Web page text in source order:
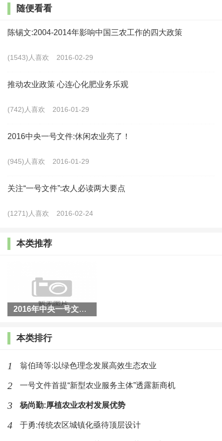
食品种大规模进入中国市场的局面，就产生了你刚才说
的中国国内玉米产量不断增长，但是进口玉米和玉米的
米没有价格竞争优势，所以不得不都进了仓库，就是你
刚才说的，现在玉米的库存可能是历史上的最高水平。
下一步怎么解决？这个文件当中也提到了原则思
价格形成机制和补贴制度进行改革，实行价格和补贴分
离的办法。就像我刚才讲到，前些年玉米临时收储价格
平，而且还包含着政府对生产玉米的农民的补贴，所以
价格就显得比市场高得多。现在的情况下，要把补贴从
的水平。采取这种办法，非常重要的一点，农民会根据
规律进行测算。如果国内的玉米价格完全按照供求由市
场决定，它将理性地回归到和国际市场价格相近的水
平。如果中国国内的玉米价格回到和国际市场相近的水
平，大规模进口的现象就会明显减弱，就会为中国国产
玉米提供市场。同时在这个过程中，如果大规模进口减
少之后，不仅现在生产的玉米找到了市场销路，库存的
玉米也会逐步消化掉。
从前年开始，中央政府已经在一些重要的农产品上
开始实行这种改革，比如2014年新疆的棉花以及东北和
随便看看
陈锡文:2004-2014年影响中国三农工作的四大政策
(1543)人喜欢 2016-02-29
推动农业政策 心连心化肥业务乐观
(742)人喜欢 2016-01-29
2016中央一号文件:休闲农业亮了！
(945)人喜欢 2016-01-29
关注“一号文件”:农人必读两大要点
(1271)人喜欢 2016-02-24
本类推荐
2016年中央一号文件发布
本类排行
1 翁伯琦等:以绿色理念发展高效生态农业
2 一号文件首提“新型农业服务主体”透露新商机
3 杨尚勤:厚植农业农村发展优势
4 于勇:传统农区城镇化亟待顶层设计